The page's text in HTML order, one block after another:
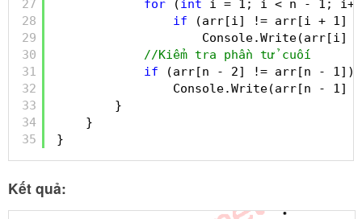
27
28
29
30
31
32
33
34
35
for
(int
i = 1; i < n - 1;
if
(arr[i] != arr[i + 1]
Console.Write(arr[i]
//Kiểm tra phần tử cuối
if
(arr[n - 2] != arr[n - 1])
Console.Write(arr[n - 1]
}
}
}
Kết quả: